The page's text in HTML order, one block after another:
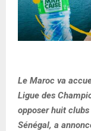
Le Maroc va
Ligue des
opposer huit
Sénégal, a